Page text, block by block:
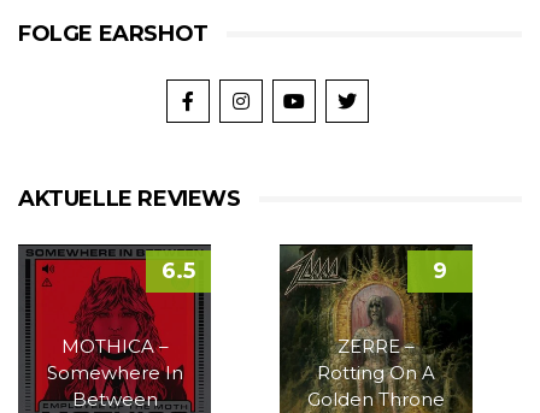
FOLGE EARSHOT
AKTUELLE REVIEWS
MOTHICA –
Somewhere In
Between
6.5
ZERRE –
Rotting On A
Golden Throne
9